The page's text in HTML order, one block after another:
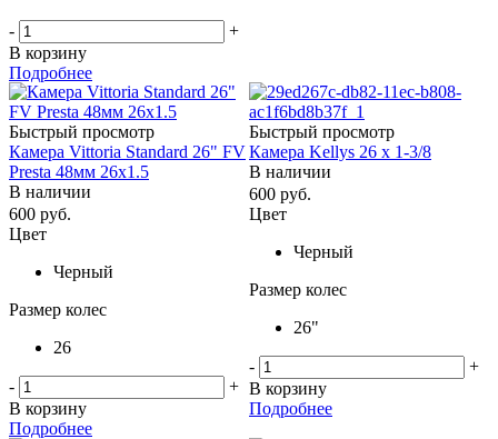
-
+
В корзину
Подробнее
Быстрый просмотр
Камера Vittoria Standard 26" FV
Presta 48мм 26x1.5
В наличии
600 руб.
Цвет
Черный
Размер колес
26
-
+
В корзину
Подробнее
Быстрый просмотр
Камера Kellys 26 x 1-3/8
В наличии
600 руб.
Цвет
Черный
Размер колес
26"
-
+
В корзину
Подробнее